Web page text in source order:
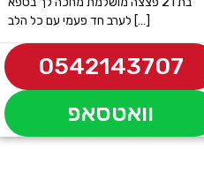
לערב חד פעמי עם כל הלב […]
0542143707
וואטסאפ